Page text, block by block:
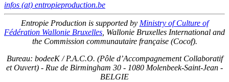
infos (at) entropieproduction.be
Entropie Production is supported by Ministry of Culture of
Fédération Wallonie Bruxelles, Wallonie Bruxelles International and
the Commission communautaire française (Cocof).
Bureau: bodeeK / P.A.C.O. (Pôle d’Accompagnement Collaboratif
et Ouvert) - Rue de Birmingham 30 - 1080 Molenbeek-Saint-Jean -
BELGIE